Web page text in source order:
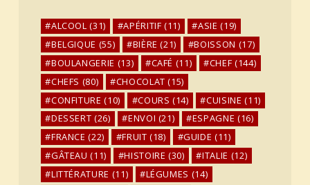
ALCOOL (31) APÉRITIF (11) ASIE (19)
BELGIQUE (55) BIÈRE (21) BOISSON (17)
BOULANGERIE (13) CAFÉ (11) CHEF (144)
CHEFS (80) CHOCOLAT (15)
CONFITURE (10) COURS (14) CUISINE (11)
DESSERT (26) ENVOI (21) ESPAGNE (16)
FRANCE (22) FRUIT (18) GUIDE (11)
GÂTEAU (11) HISTOIRE (30) ITALIE (12)
LITTÉRATURE (11) LÉGUMES (14)